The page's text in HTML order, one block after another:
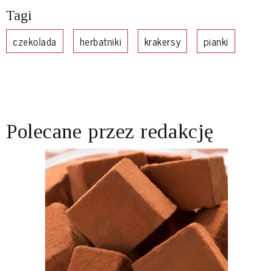
Tagi
czekolada herbatniki krakersy pianki
Polecane przez redakcję